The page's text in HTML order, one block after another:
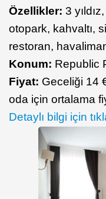
Özellikler: 3
otopark, kahvaltı,
restoran,
Konum: Republic
Fiyat: Geceliği 14
oda için ortalama
Detaylı bilgi için